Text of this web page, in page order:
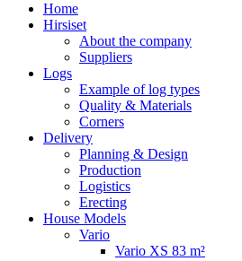
Home
Hirsiset
About the company
Suppliers
Logs
Example of log types
Quality & Materials
Corners
Delivery
Planning & Design
Production
Logistics
Erecting
House Models
Vario
Vario XS 83 m²